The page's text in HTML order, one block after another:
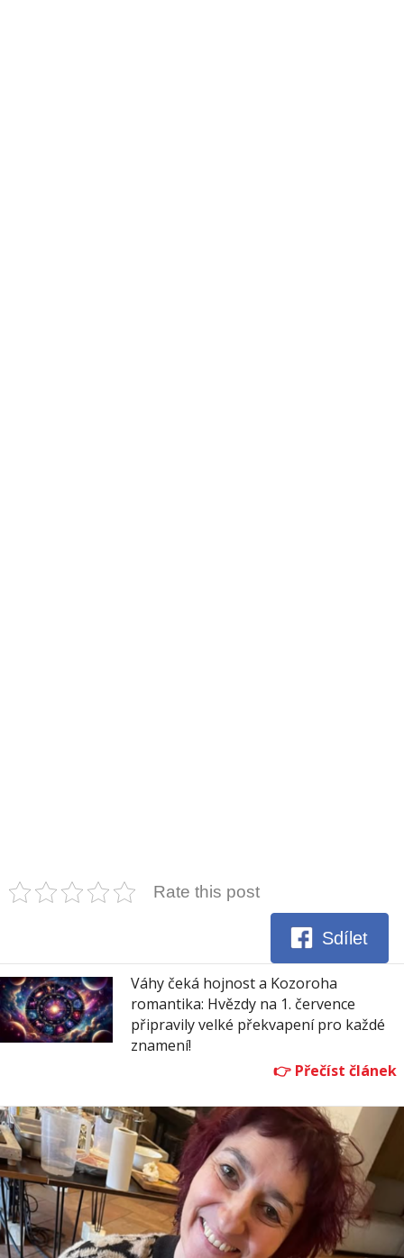
Rate this post
Sdílet
Váhy čeká hojnost a Kozoroha
romantika: Hvězdy na 1. července
připravily velké překvapení pro každé
znamení!